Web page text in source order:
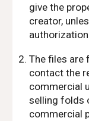
give the
creator,
The files are
contact the
commercial
selling folds
commercial